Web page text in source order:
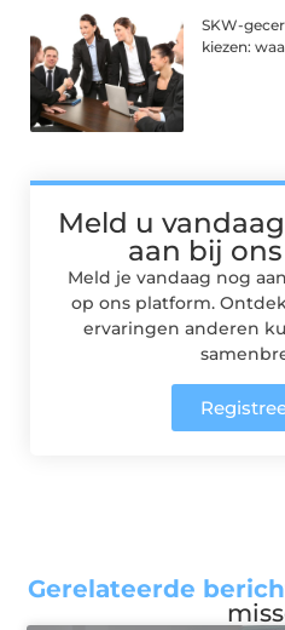
SKW-
kiezen:
Meld u
aan bij
Meld je vandaag nog
op ons platform.
ervaringen anderen
Gerelateerde